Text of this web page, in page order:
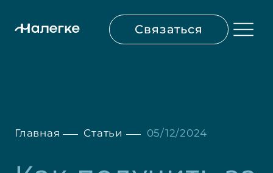
Связаться
Главная Статьи 05/12/2024